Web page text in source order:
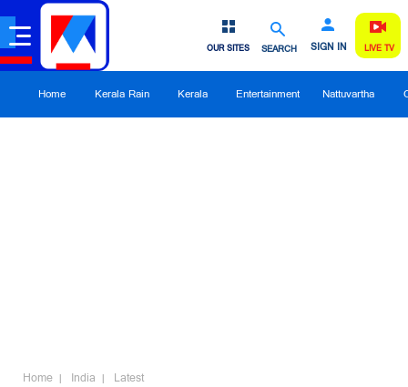
SEARCH SIGN IN
OUR SITES LIVE TV
Home Kerala Rain Kerala Entertainment Nattuvartha
Home India Latest